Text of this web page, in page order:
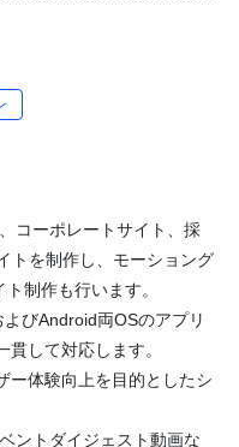
コーポレートサイト、採
トを制作し、モーショング
制作も行います。
びAndroid両OSのアプリ
して対応します。
ー体験向上を目的としたシ
ントダイジェスト動画な